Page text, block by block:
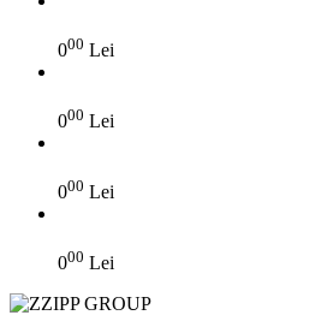
000 Lei
000 Lei
000 Lei
000 Lei